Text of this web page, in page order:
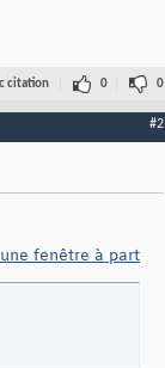
citation 0 0
#2
fenêtre à part